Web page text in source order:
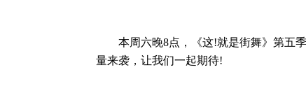
本周六晚8点，《这!就是街舞》第五季
量来袭，让我们一起期待!